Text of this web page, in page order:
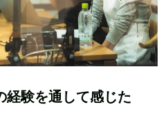
経験を通して感じた